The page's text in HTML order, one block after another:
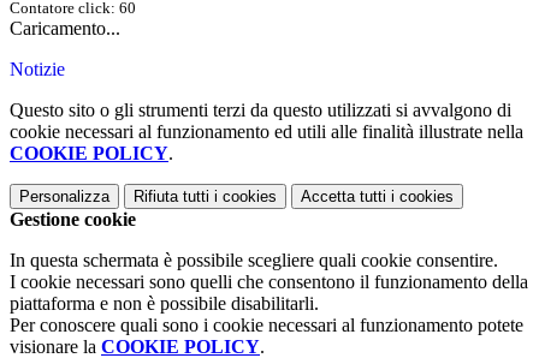
Contatore click: 60
Caricamento...
Notizie
Questo sito o gli strumenti terzi da questo utilizzati si avvalgono di
cookie necessari al funzionamento ed utili alle finalità illustrate nella
COOKIE POLICY.
Personalizza Rifiuta tutti i cookies Accetta tutti i cookies
Gestione cookie
In questa schermata è possibile scegliere quali cookie consentire.
I cookie necessari sono quelli che consentono il funzionamento della
piattaforma e non è possibile disabilitarli.
Per conoscere quali sono i cookie necessari al funzionamento potete
visionare la COOKIE POLICY.